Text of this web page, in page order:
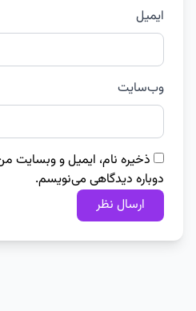
ایمیل
وب‌سایت
ذخیره نام، ایمیل و وبسایت
دوباره دیدگاهی می‌نویسم.